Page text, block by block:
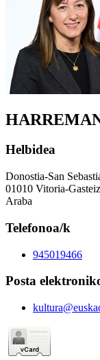
Helbidea
Donostia-San
01010 Vitoria-Gasteiz
Araba
Telefonoa/k
945019466
Posta